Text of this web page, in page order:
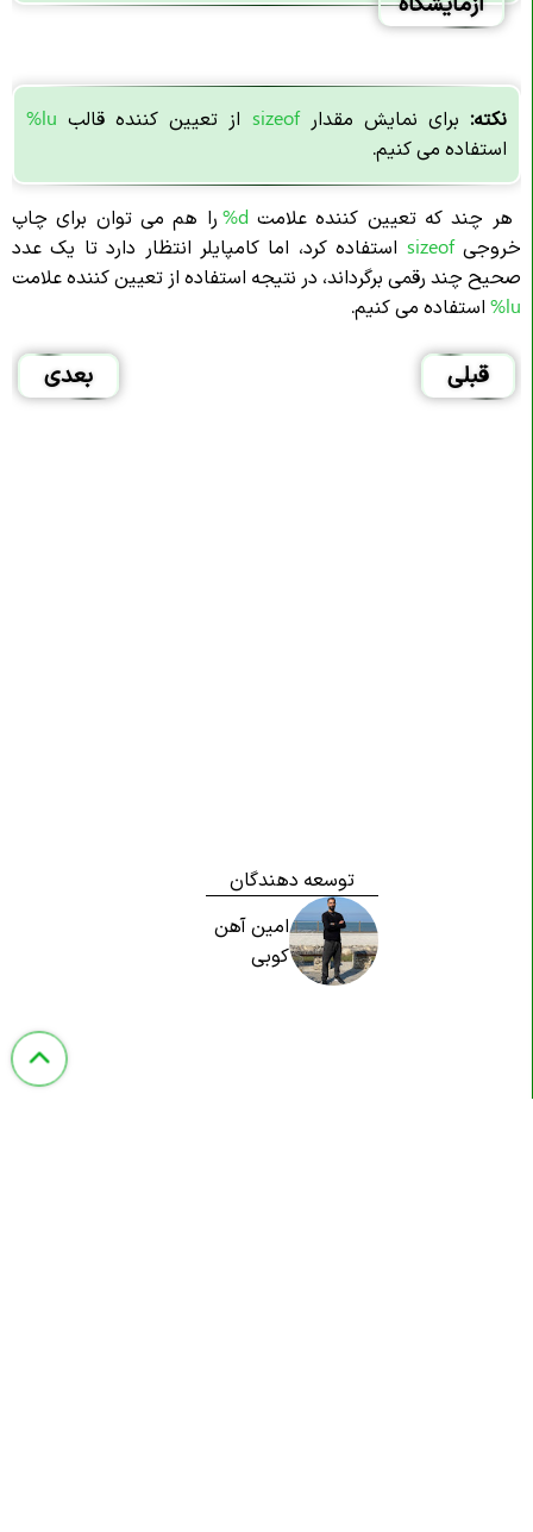
نکته: برای نمایش مقدارsizeof از تعیین کننده قالب lu%
استفاده می کنیم.
هر چند که تعیین کننده علامت%d را هم می توان برای چاپ
خروجیsizeof استفاده کرد، اما کامپایلر انتظار دارد تا یک عدد
صحیح چند رقمی برگرداند، در نتیجه استفاده از تعیین کننده علامت
%lu استفاده می کنیم.
قبلی بعدی
توسعه دهندگان
امین آهن
کوبی